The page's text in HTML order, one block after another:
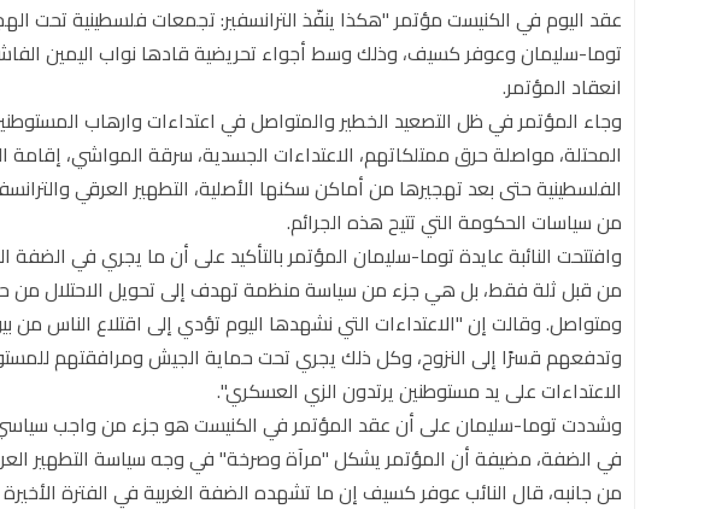
عقد اليوم في الكنيست مؤتمر "هكذا ينفّذ الترانسفير: تجمعات فلسطينية تحت
توما-سليمان وعوفر كسيف، وذلك وسط أجواء تحريضية قادها نواب اليمين
انعقاد المؤتمر.
وجاء المؤتمر في ظل التصعيد الخطير والمتواصل في اعتداءات وارهاب
المحتلة، مواصلة حرق ممتلكاتهم، الاعتداءات الجسدية، سرقة المواشي، إقامة
الفلسطينية حتى بعد تهجيرها من أماكن سكنها الأصلية، التطهير العرقي
من سياسات الحكومة التي تتيح هذه الجرائم.
وافتتحت النائبة عايدة توما-سليمان المؤتمر بالتأكيد على أن ما يجري في
من قبل ثلة فقط، بل هي جزء من سياسة منظمة تهدف إلى تحويل الاحتلال من
ومتواصل. وقالت إن "الاعتداءات التي نشهدها اليوم تؤدي إلى اقتلاع الناس من
وتدفعهم قسرًا إلى النزوح، وكل ذلك يجري تحت حماية الجيش ومرافقتهم
الاعتداءات على يد مستوطنين يرتدون الزي العسكري".
وشددت توما-سليمان على أن عقد المؤتمر في الكنيست هو جزء من واجب
في الضفة، مضيفة أن المؤتمر يشكل "مرآة وصرخة" في وجه سياسة التطهير
من جانبه، قال النائب عوفر كسيف إن ما تشهده الضفة الغربية في الفترة